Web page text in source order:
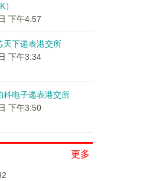
下午4:57
天下递表港交所
下午3:34
科电子递表港交所
下午3:50
更多